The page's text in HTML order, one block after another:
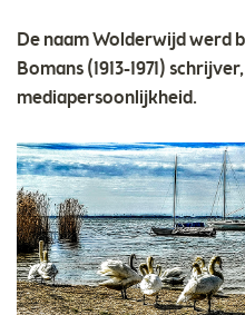
De naam Wolderwijd werd
Bomans (1913-1971)
mediapersoonlijkheid.